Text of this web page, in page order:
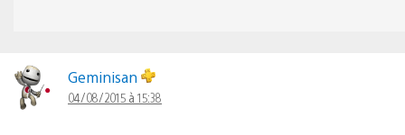
Geminisan
04/08/2015 à 15:38